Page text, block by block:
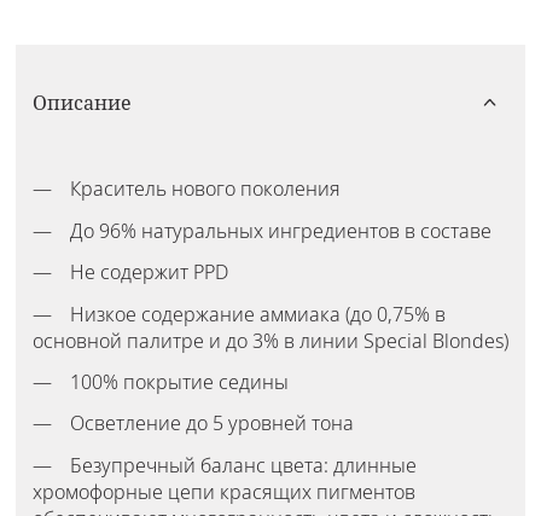
Описание
Краситель нового поколения
До 96% натуральных ингредиентов в составе
Не содержит PPD
Низкое содержание аммиака (до 0,75% в
основной палитре и до 3% в линии Special Blondes)
100% покрытие седины
Осветление до 5 уровней тона
Безупречный баланс цвета: длинные
хромофорные цепи красящих пигментов